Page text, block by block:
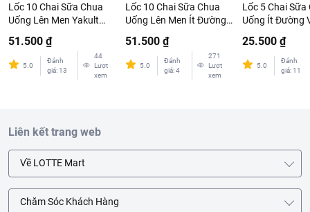
Lốc 10 Chai Sữa Chua
Uống Lên Men Yakult
51.500 ₫
5.0
Đánh
giá: 13
44
Lượt
xem
Lốc 10 Chai Sữa Chua
Uống Lên Men Ít Đường
51.500 ₫
5.0
Đánh
giá:4
271
Lượt
xem
Lốc 5 Chai Sữa
Uống Ít Đường
25.500 ₫
5.0
Đánh
giá: 11
Liên kết trang web
Về LOTTE Mart
Chăm Sóc Khách Hàng